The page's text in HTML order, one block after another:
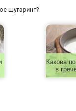
шугаринг?
Какова
в